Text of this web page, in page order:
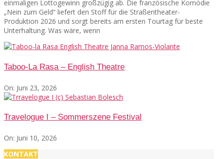
einmaligen Lottogewinn großzügig ab. Die französische Komödie
„Nein zum Geld“ liefert den Stoff für die Straßentheater-
Produktion 2026 und sorgt bereits am ersten Tourtag für beste
Unterhaltung. Was wäre, wenn
Taboo-La Rasa – English Theatre
On: Juni 23, 2026
Travelogue I – Sommerszene Festival
On: Juni 10, 2026
KONTAKT